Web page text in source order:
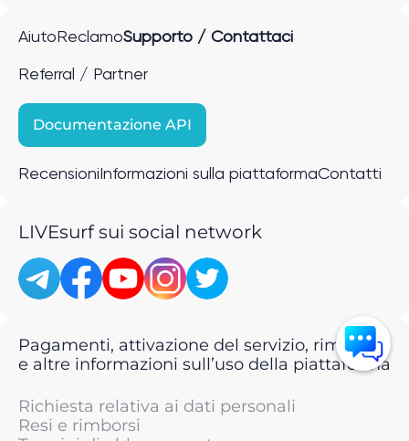
Aiuto ReclamoSupporto / Contattaci
Referral / Partner
Documentazione API
Recensioni Informazioni sulla piattaformaContatti
LIVEsurf sui social network
Pagamenti, attivazione del servizio, rimborsi
e altre informazioni sull’uso della piattaforma
Richiesta relativa ai dati personali
Resi e rimborsi